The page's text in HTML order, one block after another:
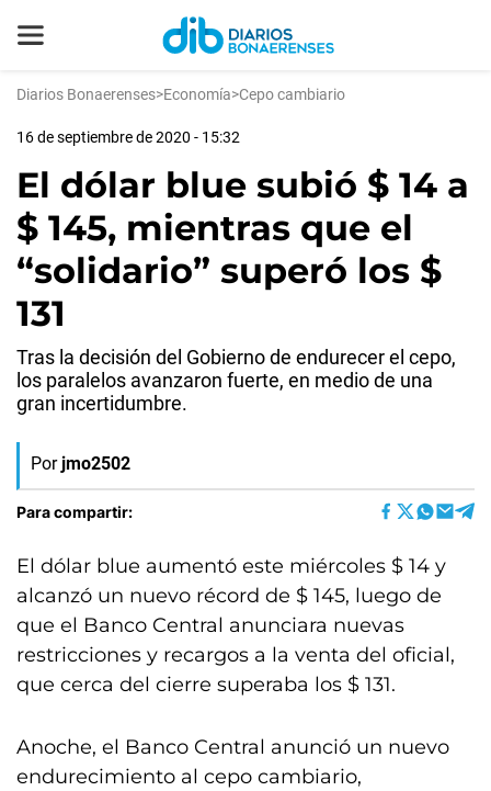
Diarios Bonaerenses>Economía>Cepo cambiario
16 de septiembre de 2020 - 15:32
El dólar blue subió $ 14 a
$ 145, mientras que el
“solidario” superó los $
131
Tras la decisión del Gobierno de endurecer el cepo,
los paralelos avanzaron fuerte, en medio de una
gran incertidumbre.
Por jmo2502
Para compartir:
El dólar blue aumentó este miércoles $ 14 y
alcanzó un nuevo récord de $ 145, luego de
que el Banco Central anunciara nuevas
restricciones y recargos a la venta del oficial,
que cerca del cierre superaba los $ 131.
Anoche, el Banco Central anunció un nuevo
endurecimiento al cepo cambiario,